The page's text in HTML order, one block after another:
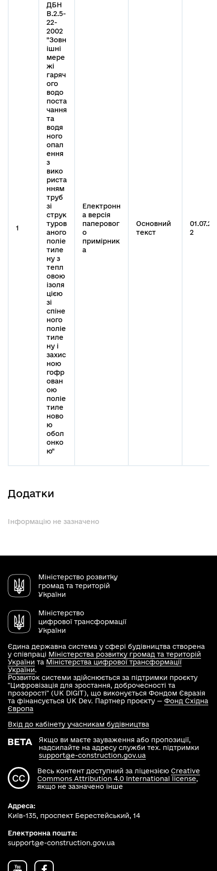
1
ДБН
В.2.5-
22-
2002
"Зовн
ішні
мере
жі
гаряч
ого
водо
поста
чання
та
водя
ного
опал
ення
з
вико
риста
нням
труб
зі
струк
туров
аного
поліе
тиле
ну з
тепл
овою
ізоля
цією
зі
спіне
ного
поліе
тиле
ну і
захис
ною
гофр
ован
ою
поліе
тиле
ново
ю
обол
онко
ю"
Електронн
а версія
паперовог
о
примірник
а
Основний
текст
2
Додатки
Інформацію не зазначено
Міністерство розвитку
громад та територій
України
Міністерство
цифрової трансформації
України
Єдина державна система у сфері будівництва створена
у співпраці Міністерства розвитку громад та територій
України та Міністерства цифрової трансформації
України.
Розвиток системи здійснюється за підтримки проєкту
"Цифровізація для зростання, доброчесності та
прозорості" (UK DIGIT), що виконується Фондом Євразія
та фінансується UK Dev. Партнер проєкту — Фонд Східна
Європа
Якщо ви маєте зауваження або пропозиції,
надсилайте на адресу служби тех. підтримки
support@e-construction.gov.ua
Весь контент доступний за ліцензією Creative
Commons Attribution 4.0 International license,
якщо не зазначено інше
Вхід до кабінету учасникам будівництва
Адреса:
Київ-135, проспект Берестейський, 14
Електронна пошта:
support@e-construction.gov.ua